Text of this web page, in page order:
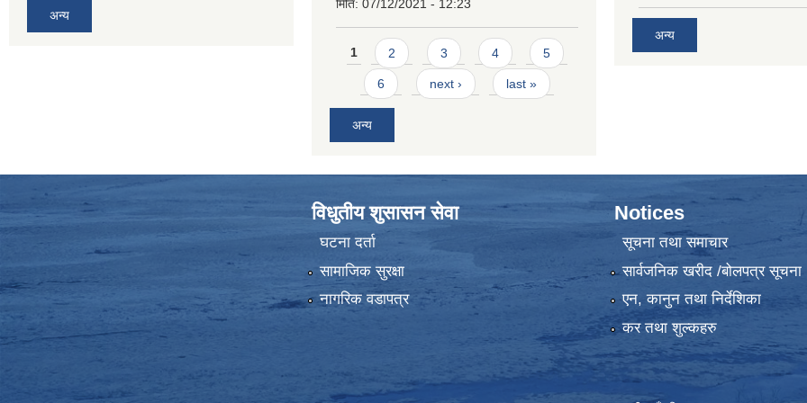
अन्य
मिति: 07/12/2021 - 12:23
Pages
1 2 3 4 5
6 next › last »
अन्य
अन्य
विधुतीय शुसासन सेवा
घटना दर्ता
सामाजिक सुरक्षा
नागरिक वडापत्र
Notices
सूचना तथा समाचार
सार्वजनिक खरीद /बोलपत्र सूचना
एन, कानुन तथा निर्देशिका
कर तथा शुल्कहरु